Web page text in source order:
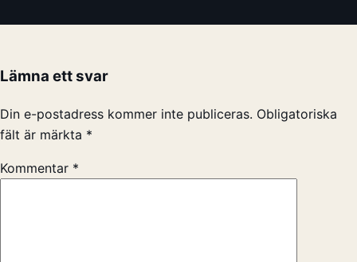
Lämna ett svar
Din e-postadress kommer inte publiceras. Obligatoriska
fält är märkta *
Kommentar *